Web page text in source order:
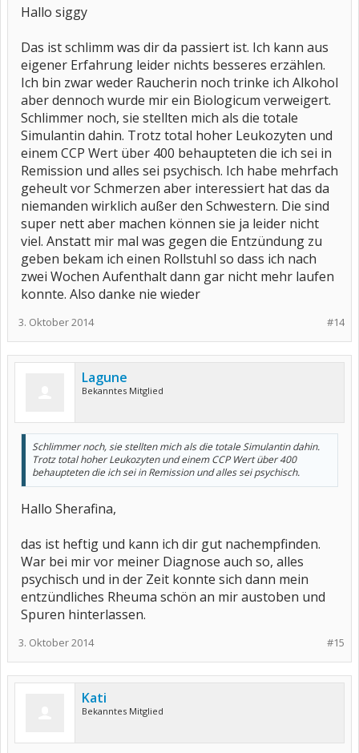
Hallo siggy
Das ist schlimm was dir da passiert ist. Ich kann aus
eigener Erfahrung leider nichts besseres erzählen.
Ich bin zwar weder Raucherin noch trinke ich Alkohol
aber dennoch wurde mir ein Biologicum verweigert.
Schlimmer noch, sie stellten mich als die totale
Simulantin dahin. Trotz total hoher Leukozyten und
einem CCP Wert über 400 behaupteten die ich sei in
Remission und alles sei psychisch. Ich habe mehrfach
geheult vor Schmerzen aber interessiert hat das da
niemanden wirklich außer den Schwestern. Die sind
super nett aber machen können sie ja leider nicht
viel. Anstatt mir mal was gegen die Entzündung zu
geben bekam ich einen Rollstuhl so dass ich nach
zwei Wochen Aufenthalt dann gar nicht mehr laufen
konnte. Also danke nie wieder
#14
3. Oktober 2014
Lagune
Bekanntes Mitglied
Schlimmer noch, sie stellten mich als die totale Simulantin dahin.
Trotz total hoher Leukozyten und einem CCP Wert über 400
behaupteten die ich sei in Remission und alles sei psychisch.
Hallo Sherafina,
das ist heftig und kann ich dir gut nachempfinden.
War bei mir vor meiner Diagnose auch so, alles
psychisch und in der Zeit konnte sich dann mein
entzündliches Rheuma schön an mir austoben und
Spuren hinterlassen.
#15
3. Oktober 2014
Kati
Bekanntes Mitglied